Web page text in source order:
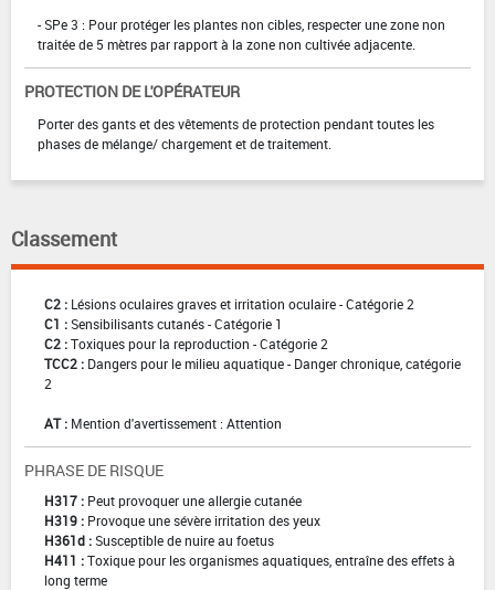
- SPe 3 : Pour protéger les plantes non cibles, respecter une zone non
traitée de 5 mètres par rapport à la zone non cultivée adjacente.
PROTECTION DE L'OPÉRATEUR
Porter des gants et des vêtements de protection pendant toutes les
phases de mélange/ chargement et de traitement.
Classement
C2 : Lésions oculaires graves et irritation oculaire - Catégorie 2
C1 :Sensibilisants cutanés - Catégorie 1
C2 :Toxiques pour la reproduction - Catégorie 2
TCC2 : Dangers pour le milieu aquatique - Danger chronique, catégorie
2
AT : Mention d'avertissement : Attention
PHRASE DE RISQUE
H317 : Peut provoquer une allergie cutanée
H319 : Provoque une sévère irritation des yeux
H361d :Susceptible de nuire au foetus
H411 :Toxique pour les organismes aquatiques, entraîne des effets à
long terme